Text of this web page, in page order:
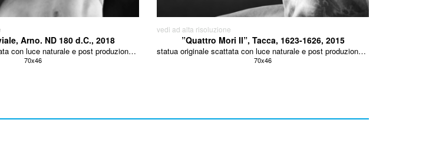
Arno. ND 180 d.C., 2018
statua originale scattata con luce naturale e post produzione, carta baritata fine art
70x46
vedi ad alta risoluzione
”Quattro Mori II”, Tacca, 1623-1626, 2015
statua originale scattata con luce naturale e post produzione, carta baritata fine art
70x46